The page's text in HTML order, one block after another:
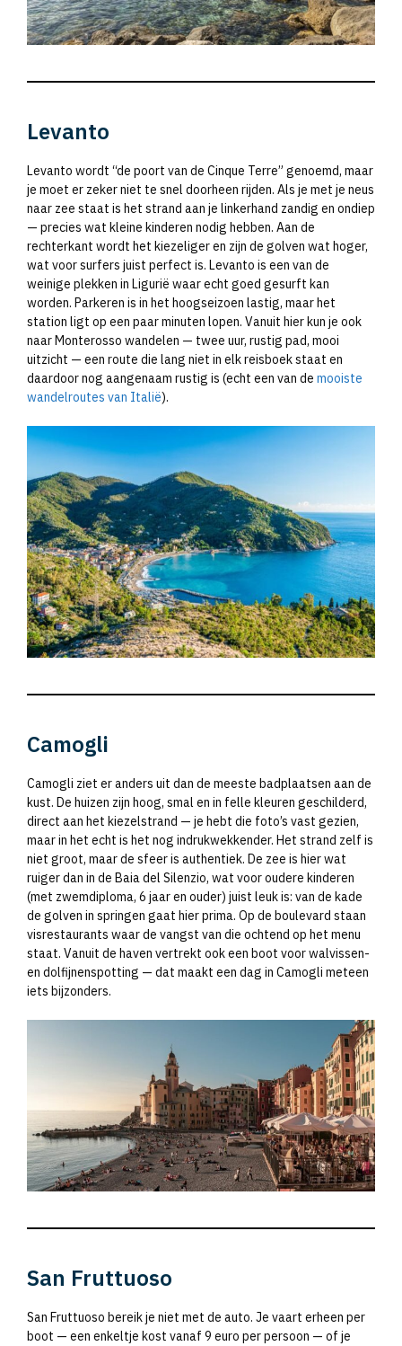
Levanto
Levanto wordt “de poort van de Cinque Terre” genoemd, maar
je moet er zeker niet te snel doorheen rijden. Als je met je neus
naar zee staat is het strand aan je linkerhand zandig en ondiep
— precies wat kleine kinderen nodig hebben. Aan de
rechterkant wordt het kiezeliger en zijn de golven wat hoger,
wat voor surfers juist perfect is. Levanto is een van de
weinige plekken in Ligurië waar echt goed gesurft kan
worden. Parkeren is in het hoogseizoen lastig, maar het
station ligt op een paar minuten lopen. Vanuit hier kun je ook
naar Monterosso wandelen — twee uur, rustig pad, mooi
uitzicht — een route die lang niet in elk reisboek staat en
daardoor nog aangenaam rustig is (echt een van de mooiste
wandelroutes van Italië).
Camogli
Camogli ziet er anders uit dan de meeste badplaatsen aan de
kust. De huizen zijn hoog, smal en in felle kleuren geschilderd,
direct aan het kiezelstrand — je hebt die foto’s vast gezien,
maar in het echt is het nog indrukwekkender. Het strand zelf is
niet groot, maar de sfeer is authentiek. De zee is hier wat
ruiger dan in de Baia del Silenzio, wat voor oudere kinderen
(met zwemdiploma, 6 jaar en ouder) juist leuk is: van de kade
de golven in springen gaat hier prima. Op de boulevard staan
visrestaurants waar de vangst van die ochtend op het menu
staat. Vanuit de haven vertrekt ook een boot voor walvissen-
en dolfijnenspotting — dat maakt een dag in Camogli meteen
iets bijzonders.
San Fruttuoso
San Fruttuoso bereik je niet met de auto. Je vaart erheen per
boot — een enkeltje kost vanaf 9 euro per persoon — of je